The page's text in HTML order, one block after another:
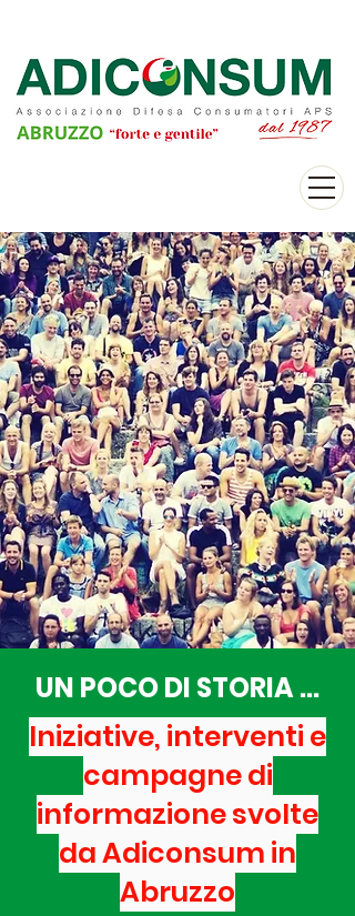
UN POCO DI STORIA ...
Iniziative, interventi e
campagne di
informazione svolte
da Adiconsum in
Abruzzo